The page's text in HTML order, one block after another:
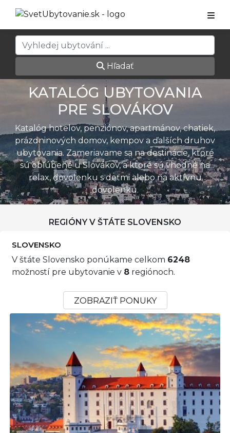
Hľadať
KATALÓG UBYTOVANIA
PRE SLOVÁKOV
Katalóg hotelov, penziónov, apartmánov, chatiek,
prázdninových domov, kempov a ďalších druhov
ubytovania. Zameriavame sa na destinácie, ktoré
sú obľúbené u Slovákov, a ktoré sú vhodné na
relax, dovolenku s deťmi alebo na aktívnu
dovolenku.
REGIÓNY V ŠTÁTE SLOVENSKO
SLOVENSKO
V štáte Slovensko ponúkame celkom 6248
možností pre ubytovanie v 8 regiónoch.
ZOBRAZIŤ PONUKY